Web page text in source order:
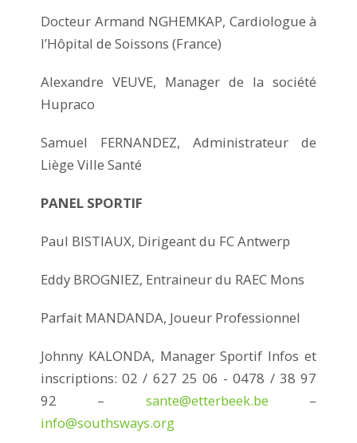
Docteur Armand NGHEMKAP, Cardiologue à
l’Hôpital de Soissons (France)
Alexandre VEUVE, Manager de la société
Hupraco
Samuel FERNANDEZ, Administrateur de
Liège Ville Santé
PANEL SPORTIF
Paul BISTIAUX, Dirigeant du FC Antwerp
Eddy BROGNIEZ, Entraineur du RAEC Mons
Parfait MANDANDA, Joueur Professionnel
Johnny KALONDA, Manager Sportif Infos et
inscriptions: 02 / 627 25 06 - 0478 / 38 97
92 – sante@etterbeek.be –
info@southsways.org